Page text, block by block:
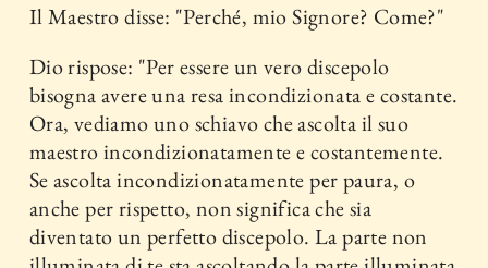
Il Maestro disse: "Perché, mio ​​Signore? Come?"
Dio rispose: "Per essere un vero discepolo
bisogna avere una resa incondizionata e costante.
Ora, vediamo uno schiavo che ascolta il suo
maestro incondizionatamente e costantemente.
Se ascolta incondizionatamente per paura, o
anche per rispetto, non significa che sia
diventato un perfetto discepolo. La parte non